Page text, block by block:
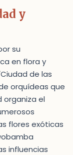
y
su
en flora y
de las
orquídeas que
organiza el
flores exóticas
influencias